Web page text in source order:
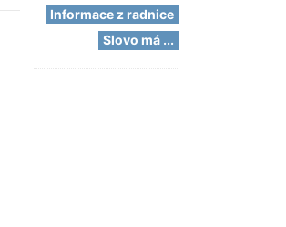
Informace z radnice
Slovo má ...